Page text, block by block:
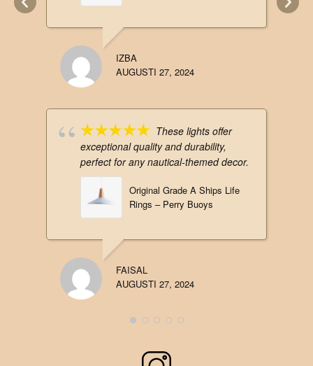
IZBA
AUGUSTI 27, 2024
These lights offer
exceptional quality and durability,
perfect for any nautical-themed decor.
Original Grade A Ships Life
Rings – Perry Buoys
FAISAL
AUGUSTI 27, 2024